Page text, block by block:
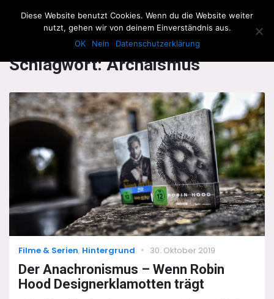
The Howling Men
Schlagwort:Archaismus
Categories
Filme & Serien, Hintergrund
Posted
30. Oktober 2019
Der Anachronismus – Wenn Robin
Hood Designerklamotten trägt
Diese Website benutzt Cookies. Wenn du die Website weiter
nutzt, gehen wir von deinem Einverständnis aus.
OK
Nein Datenschutzerklärung